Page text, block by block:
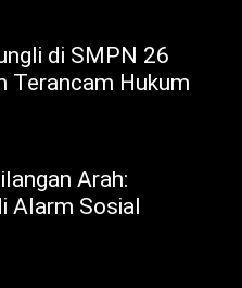
di SMPN 26
Terancam Hukum
Arah:
Alarm Sosial